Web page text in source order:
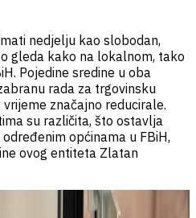
nedjelju kao slobodan,
gleda kako na lokalnom, tako
Pojedine sredine u oba
rada za trgovinsku
značajno reducirale.
su različita, što ostavlja
općinama u FBiH,
ovog entiteta Zlatan